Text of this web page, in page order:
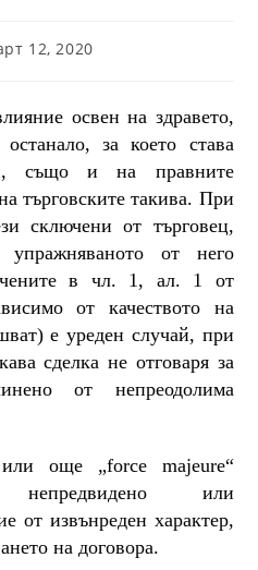
12, 2020
освен на здравето,
за което става
също и на правните
търговските такива. При
сключени от търговец,
от него
в чл. 1, ал. 1 от
от качеството на
е уреден случай, при
сделка не отговаря за
от непреодолима
още „force majeure“
или
от извънреден характер,
на договора.